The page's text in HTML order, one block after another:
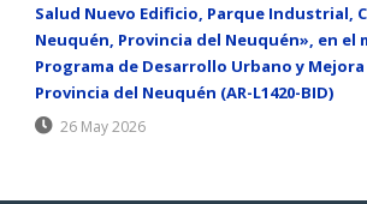
Salud Nuevo Edificio, Parque Industrial,
Neuquén, Provincia del Neuquén», en el
Programa de Desarrollo Urbano y
Provincia del Neuquén (AR-L1420-BID)
26 May 2026